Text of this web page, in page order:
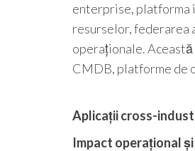
enterprise, platforma
resurselor, federarea
operaționale.
CMDB, platforme de
Aplicații cross-
Impact operațional